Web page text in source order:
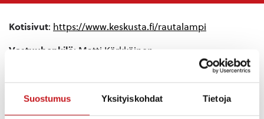
Suostumus Yksityiskohdat Tietoja
Kotisivut: https://www.keskusta.fi/rautalampi
Vastuuhenkilö: Matti Kärkkäinen
Puhelinnumero : 040 0575128